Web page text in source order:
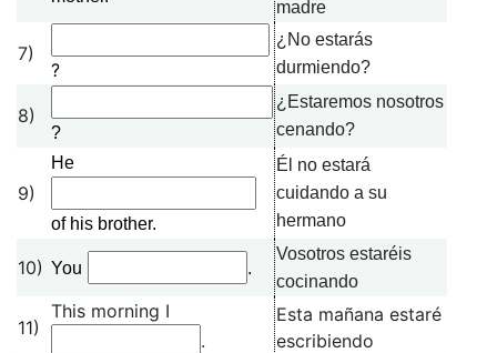
madre
7)
?
¿No estarás
durmiendo?
8)
?
¿Estaremos nosotros
cenando?
9)
He
of his brother.
Él no estará
cuidando a su
hermano
10) You .
Vosotros estaréis
cocinando
11)
This morning I
.
Esta mañana estaré
escribiendo